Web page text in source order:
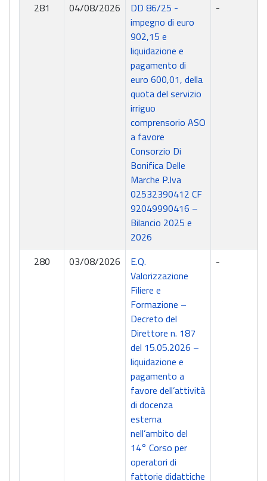
281 04/08/2026
DD 86/25 -
impegno di euro
902,15 e
liquidazione e
pagamento di
euro 600,01, della
quota del servizio
irriguo
comprensorio ASO
a favore
Consorzio Di
Bonifica Delle
Marche P.Iva
02532390412 CF
92049990416 –
Bilancio 2025 e
2026
-
280 03/08/2026
E.Q.
Valorizzazione
Filiere e
Formazione –
Decreto del
Direttore n. 187
del 15.05.2026 –
liquidazione e
pagamento a
favore dell’attività
di docenza
esterna
nell’ambito del
14° Corso per
operatori di
fattorie didattiche
-